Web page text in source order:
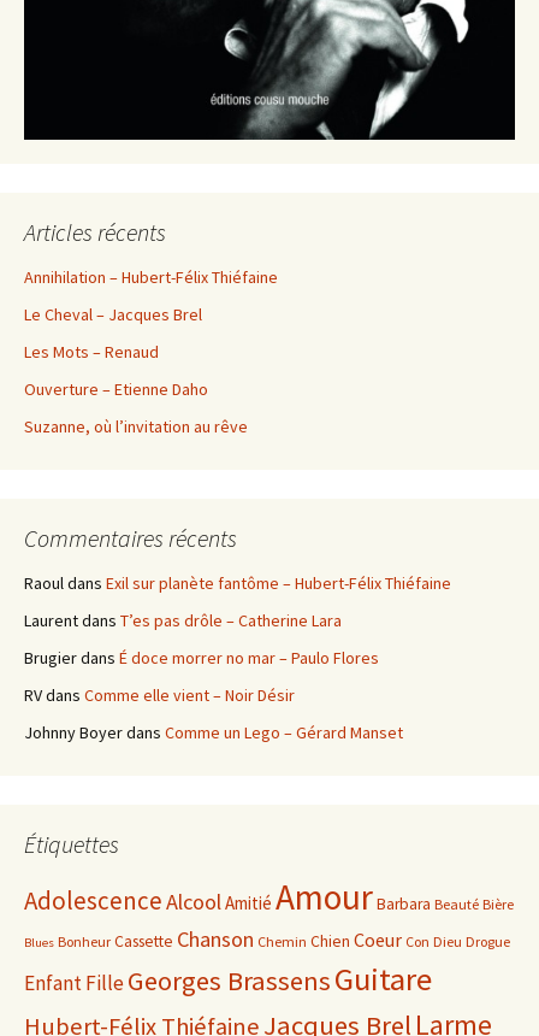
Articles récents
Annihilation – Hubert-Félix Thiéfaine
Le Cheval – Jacques Brel
Les Mots – Renaud
Ouverture – Etienne Daho
Suzanne, où l’invitation au rêve
Commentaires récents
Raouldans Exil sur planète fantôme – Hubert-Félix Thiéfaine
Laurentdans T’es pas drôle – Catherine Lara
Brugierdans É doce morrer no mar – Paulo Flores
RVdans Comme elle vient – Noir Désir
Johnny Boyerdans Comme un Lego – Gérard Manset
Étiquettes
AdolescenceAlcoolAmitié AmourBarbara Beauté Bière
Blues Bonheur Cassette Chanson Chemin Chien Coeur Con Dieu Drogue
EnfantFilleGeorges BrassensGuitare
Hubert-Félix ThiéfaineJacques Brel Larme